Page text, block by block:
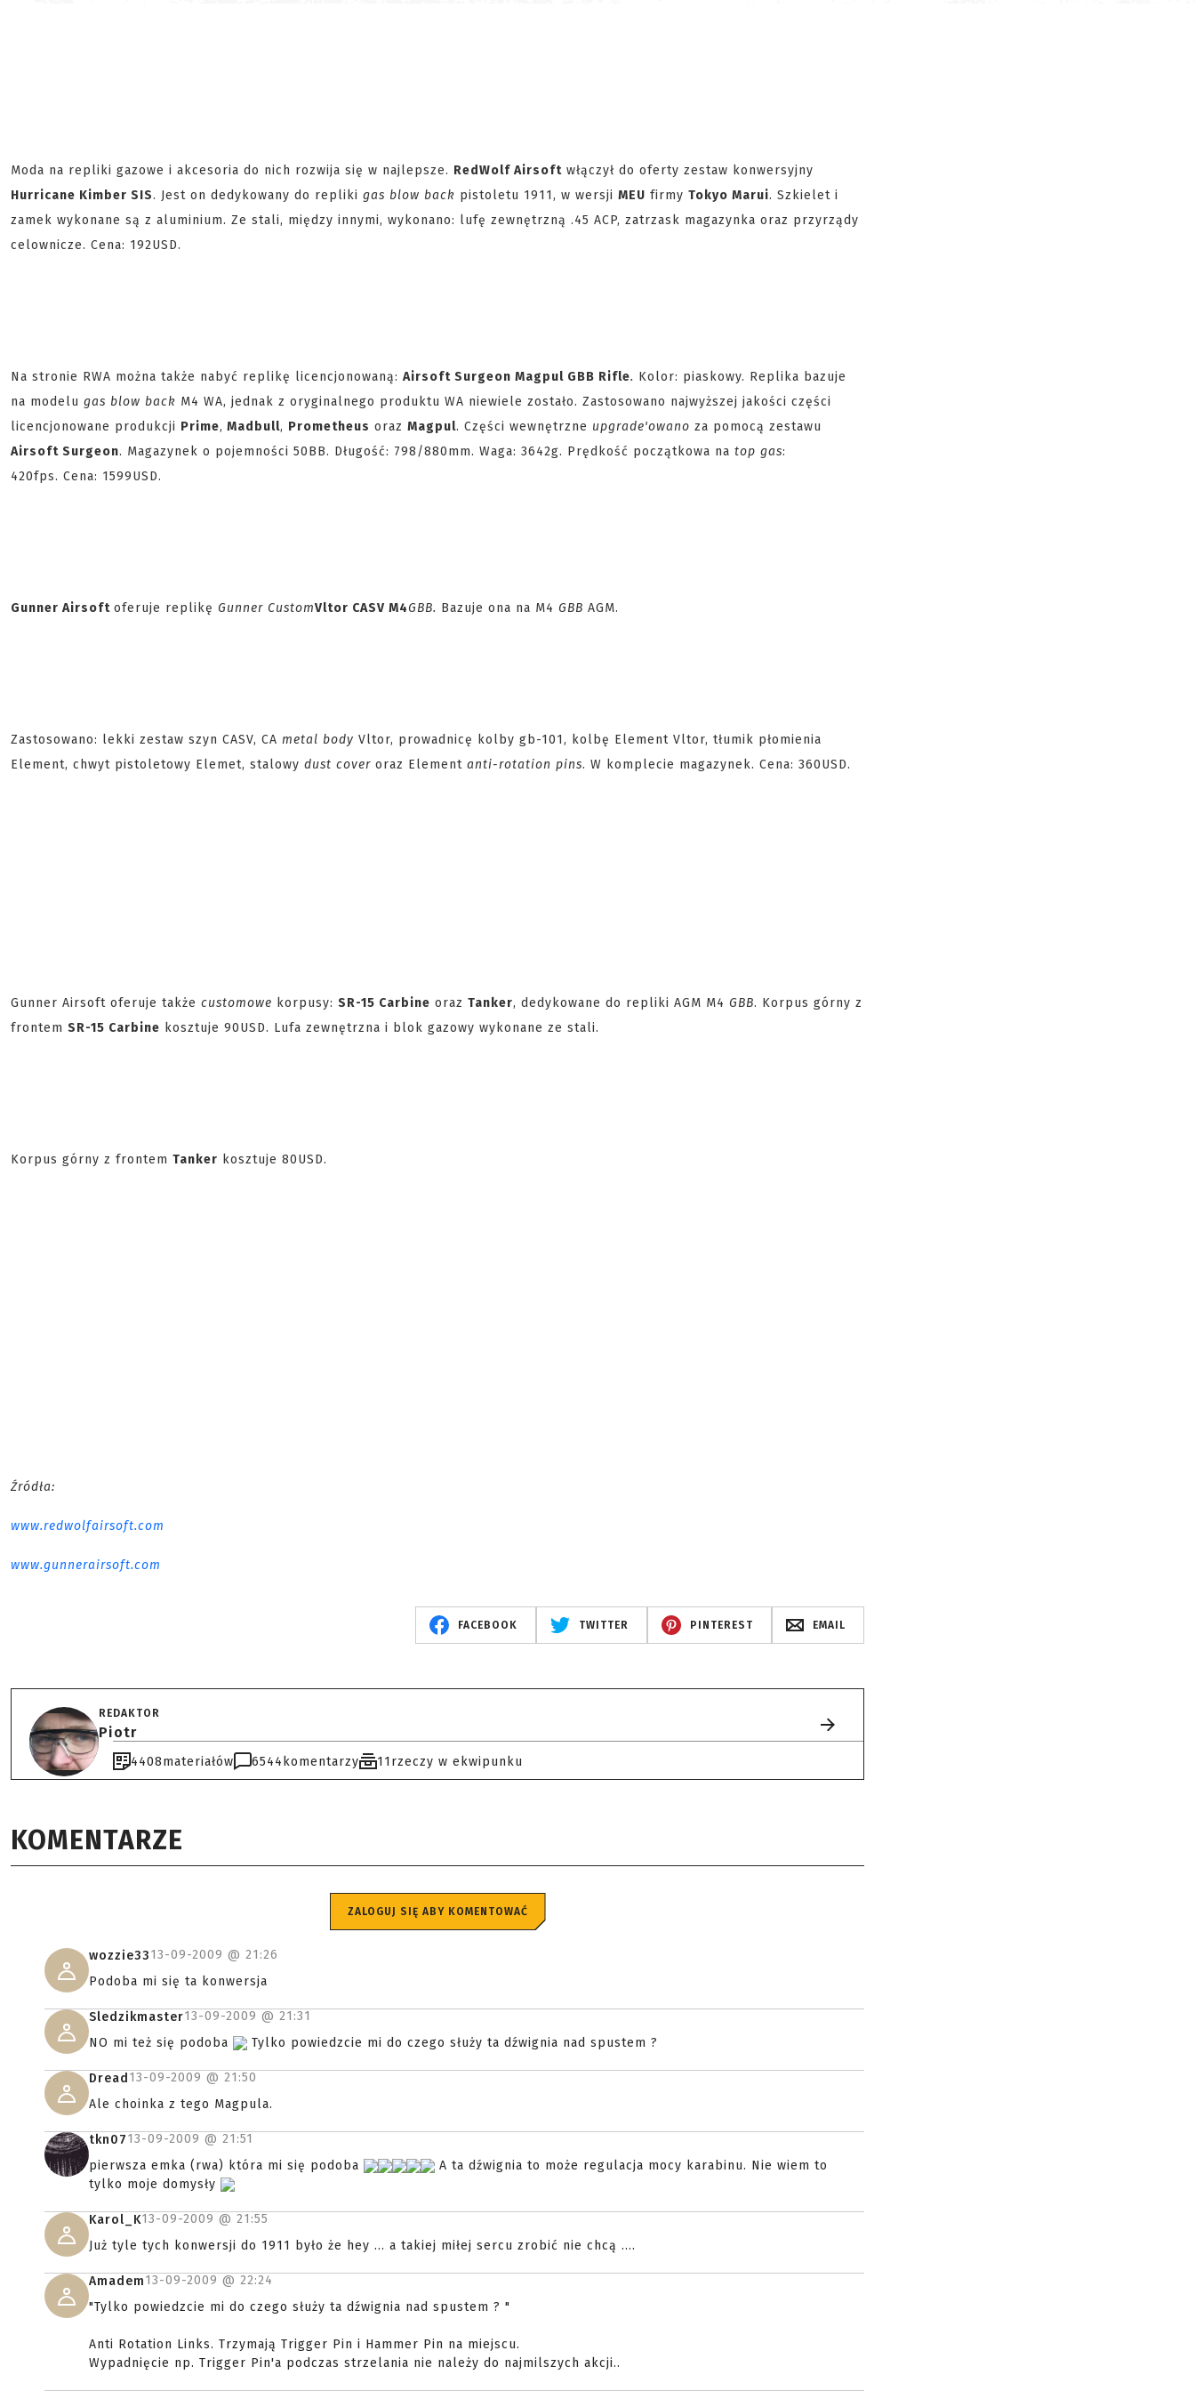
Moda na repliki gazowe i akcesoria do nich rozwija się w najlepsze. RedWolf Airsoft włączył do oferty zestaw konwersyjny
Hurricane Kimber SIS. Jest on dedykowany do repliki gas blow back pistoletu 1911, w wersji MEU firmy Tokyo Marui. Szkielet i
zamek wykonane są z aluminium. Ze stali, między innymi, wykonano: lufę zewnętrzną .45 ACP, zatrzask magazynka oraz przyrządy
celownicze. Cena: 192USD.
Na stronie RWA można także nabyć replikę licencjonowaną: Airsoft Surgeon Magpul GBB Rifle. Kolor: piaskowy. Replika bazuje
na modelu gas blow back M4 WA, jednak z oryginalnego produktu WA niewiele zostało. Zastosowano najwyższej jakości części
licencjonowane produkcji Prime, Madbull, Prometheus oraz Magpul. Części wewnętrzne upgrade'owano za pomocą zestawu
Airsoft Surgeon. Magazynek o pojemności 50BB. Długość: 798/880mm. Waga: 3642g. Prędkość początkowa na top gas:
420fps. Cena: 1599USD.
Gunner Airsoft oferuje replikę Gunner CustomVltor CASV M4GBB. Bazuje ona na M4 GBB AGM.
Zastosowano: lekki zestaw szyn CASV, CA metal body Vltor, prowadnicę kolby gb-101, kolbę Element Vltor, tłumik płomienia
Element, chwyt pistoletowy Elemet, stalowy dust cover oraz Element anti-rotation pins. W komplecie magazynek. Cena: 360USD.
Gunner Airsoft oferuje także customowe korpusy: SR-15 Carbine oraz Tanker, dedykowane do repliki AGM M4 GBB. Korpus górny z
frontem SR-15 Carbine kosztuje 90USD. Lufa zewnętrzna i blok gazowy wykonane ze stali.
Korpus górny z frontem Tanker kosztuje 80USD.
Źródła:
www.redwolfairsoft.com
www.gunnerairsoft.com
FACEBOOK TWITTER PINTEREST EMAIL
REDAKTOR
Piotr
4408materiałów 6544 komentarzy 11rzeczy w ekwipunku
KOMENTARZE
ZALOGUJ SIĘ ABY KOMENTOWAĆ
wozzie3313-09-2009 @ 21:26
Podoba mi się ta konwersja
Sledzikmaster13-09-2009 @ 21:31
NO mi też się podoba
Tylko powiedzcie mi do czego służy ta dźwignia nad spustem ?
Dread 13-09-2009 @ 21:50
Ale choinka z tego Magpula.
tkn0713-09-2009 @ 21:51
pierwsza emka (rwa) która mi się podoba
A ta dźwignia to może regulacja mocy karabinu. Nie wiem to
tylko moje domysły
Karol_K13-09-2009 @ 21:55
Już tyle tych konwersji do 1911 było że hey ... a takiej miłej sercu zrobić nie chcą ....
Amadem13-09-2009 @ 22:24
"Tylko powiedzcie mi do czego służy ta dźwignia nad spustem ? "
Anti Rotation Links. Trzymają Trigger Pin i Hammer Pin na miejscu.
Wypadnięcie np. Trigger Pin'a podczas strzelania nie należy do najmilszych akcji..